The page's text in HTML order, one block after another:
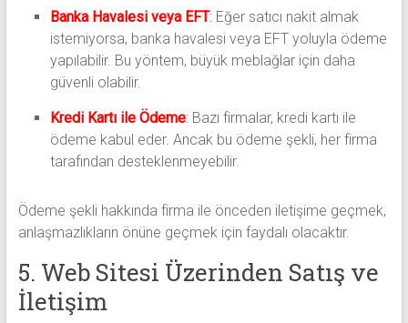
Banka Havalesi veya EFT:Eğer satıcı nakit almak
istemiyorsa, banka havalesi veya EFT yoluyla ödeme
yapılabilir. Bu yöntem, büyük meblağlar için daha
güvenli olabilir.
Kredi Kartı ile Ödeme:Bazı firmalar, kredi kartı ile
ödeme kabul eder. Ancak bu ödeme şekli, her firma
tarafından desteklenmeyebilir.
Ödeme şekli hakkında firma ile önceden iletişime geçmek,
anlaşmazlıkların önüne geçmek için faydalı olacaktır.
5. Web Sitesi Üzerinden Satış ve
İletişim